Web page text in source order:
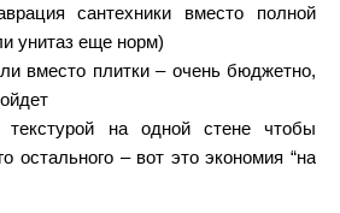
сантехники вместо полной
унитаз еще норм)
вместо плитки – очень бюджетно,
на одной стене чтобы
остального – вот это экономия “на